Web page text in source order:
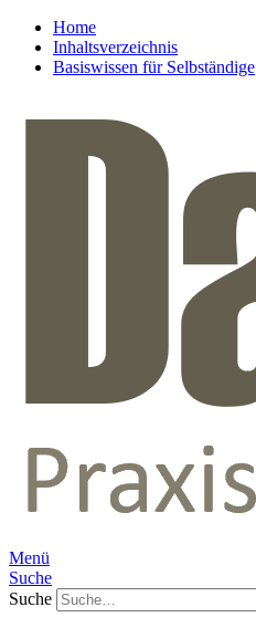
Home
Inhaltsverzeichnis
Basiswissen für Selbständige
Menü
Suche
Suche